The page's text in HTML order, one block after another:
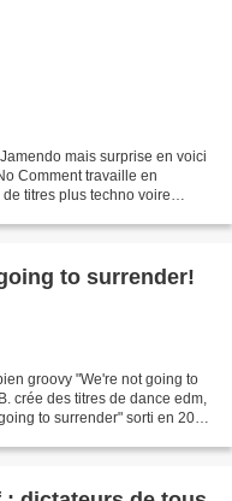
mais surprise en voici
Comment travaille en
titres plus techno voire
to surrender!
groovy "We're not going to
crée des titres de dance edm,
to surrender" sorti en 2015